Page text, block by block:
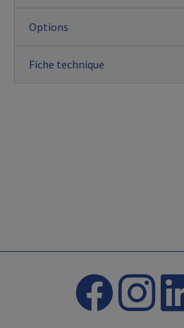
Options
Fiche technique